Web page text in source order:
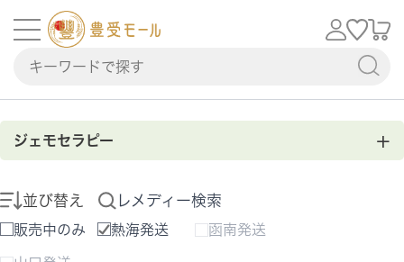
ジェモセラピー +
並び替え レメディー検索
販売中のみ 熱海発送 函南発送